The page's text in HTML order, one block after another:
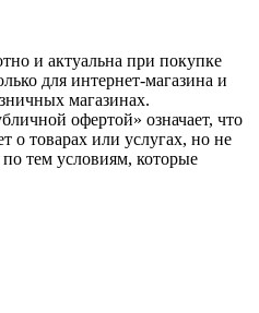
и актуальна при покупке
для интернет-магазина и
магазинах.
офертой» означает, что
о товарах или услугах, но не
тем условиям, которые